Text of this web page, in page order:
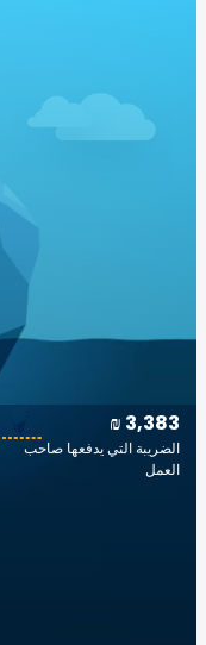
₪ 3,383
الضريبة التي يدفعها صاحب
العمل